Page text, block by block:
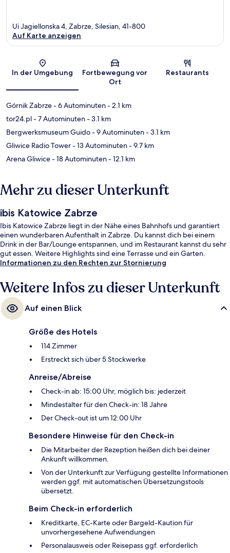
Karte
Ui Jagiellonska 4, Zabrze, Silesian, 41-800
Auf Karte anzeigen
In der Umgebung
Fortbewegung vor
Ort
Restaurants
Górnik Zabrze- 6 Autominuten- 2.1 km
tor24.pl- 7 Autominuten- 3.1 km
Bergwerksmuseum Guido- 9 Autominuten- 3.1 km
Gliwice Radio Tower- 13 Autominuten- 9.7 km
Arena Gliwice- 18 Autominuten- 12.1 km
Mehr zu dieser Unterkunft
ibis Katowice Zabrze
Ibis Katowice Zabrze liegt in der Nähe eines Bahnhofs und garantiert
einen wunderbaren Aufenthalt in Zabrze. Du kannst dich bei einem
Drink in der Bar/Lounge entspannen, und im Restaurant kannst du sehr
gut essen. Weitere Highlights sind eine Terrasse und ein Garten.
Informationen zu den Rechten zur Stornierung
Weitere Infos zu dieser Unterkunft
Auf einen Blick
Größe des Hotels
114 Zimmer
Erstreckt sich über 5 Stockwerke
Anreise/Abreise
Check-in ab: 15:00 Uhr, möglich bis: jederzeit
Mindestalter für den Check-in: 18 Jahre
Der Check-out ist um 12:00 Uhr
Besondere Hinweise für den Check-in
Die Mitarbeiter der Rezeption heißen dich bei deiner
Ankunft willkommen.
Von der Unterkunft zur Verfügung gestellte Informationen
werden ggf. mit automatischen Übersetzungstools
übersetzt.
Beim Check-in erforderlich
Kreditkarte, EC-Karte oder Bargeld-Kaution für
unvorhergesehene Aufwendungen
Personalausweis oder Reisepass ggf. erforderlich